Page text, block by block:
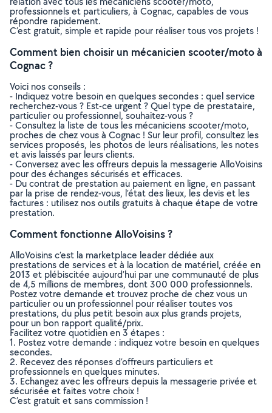
professionnels et particuliers, à Cognac, capables de vous
répondre rapidement.
C’est gratuit, simple et rapide pour réaliser tous vos projets !
Comment bien choisir un mécanicien scooter/moto à
Cognac ?
Voici nos conseils :
- Indiquez votre besoin en quelques secondes : quel service
recherchez-vous ? Est-ce urgent ? Quel type de prestataire,
particulier ou professionnel, souhaitez-vous ?
- Consultez la liste de tous les mécaniciens scooter/moto,
proches de chez vous à Cognac ! Sur leur profil, consultez les
services proposés, les photos de leurs réalisations, les notes
et avis laissés par leurs clients.
- Conversez avec les offreurs depuis la messagerie AlloVoisins
pour des échanges sécurisés et efficaces.
- Du contrat de prestation au paiement en ligne, en passant
par la prise de rendez-vous, l’état des lieux, les devis et les
factures : utilisez nos outils gratuits à chaque étape de votre
prestation.
Comment fonctionne AlloVoisins ?
AlloVoisins c’est la marketplace leader dédiée aux
prestations de services et à la location de matériel, créée en
2013 et plébiscitée aujourd’hui par une communauté de plus
de 4,5 millions de membres, dont 300 000 professionnels.
Postez votre demande et trouvez proche de chez vous un
particulier ou un professionnel pour réaliser toutes vos
prestations, du plus petit besoin aux plus grands projets,
pour un bon rapport qualité/prix.
Facilitez votre quotidien en 3 étapes :
1. Postez votre demande : indiquez votre besoin en quelques
secondes.
2. Recevez des réponses d’offreurs particuliers et
professionnels en quelques minutes.
3. Echangez avec les offreurs depuis la messagerie privée et
sécurisée et faites votre choix !
C’est gratuit et sans commission !